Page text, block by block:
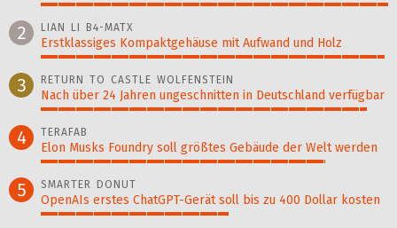
2 LIAN LI B4-MATX
Erstklassiges Kompaktgehäuse mit Aufwand und Holz
3 RETURN TO CASTLE WOLFENSTEIN
Nach über 24 Jahren ungeschnitten in Deutschland verfügbar
4 TERAFAB
Elon Musks Foundry soll größ­tes Gebäude der Welt werden
5 SMARTER DONUT
OpenAIs erstes ChatGPT-Gerät soll bis zu 400 Dollar kosten